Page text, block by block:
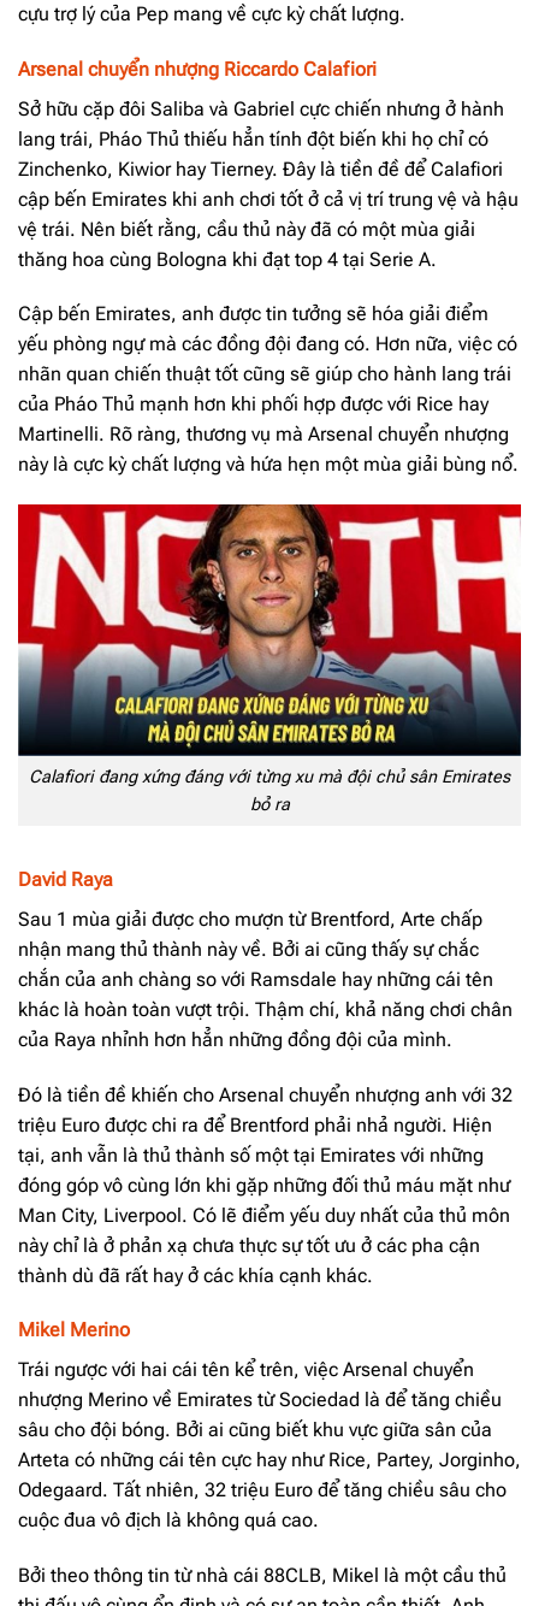
cựu trợ lý của Pep mang về cực kỳ chất lượng.
Arsenal chuyển nhượng Riccardo Calafiori
Sở hữu cặp đôi Saliba và Gabriel cực chiến nhưng ở hành
lang trái, Pháo Thủ thiếu hẳn tính đột biến khi họ chỉ có
Zinchenko, Kiwior hay Tierney. Đây là tiền đề để Calafiori
cập bến Emirates khi anh chơi tốt ở cả vị trí trung vệ và hậu
vệ trái. Nên biết rằng, cầu thủ này đã có một mùa giải
thăng hoa cùng Bologna khi đạt top 4 tại Serie A.
Cập bến Emirates, anh được tin tưởng sẽ hóa giải điểm
yếu phòng ngự mà các đồng đội đang có. Hơn nữa, việc có
nhãn quan chiến thuật tốt cũng sẽ giúp cho hành lang trái
của Pháo Thủ mạnh hơn khi phối hợp được với Rice hay
Martinelli. Rõ ràng, thương vụ mà Arsenal chuyển nhượng
này là cực kỳ chất lượng và hứa hẹn một mùa giải bùng nổ.
Calafiori đang xứng đáng với từng xu mà đội chủ sân Emirates
bỏ ra
David Raya
Sau 1 mùa giải được cho mượn từ Brentford, Arte chấp
nhận mang thủ thành này về. Bởi ai cũng thấy sự chắc
chắn của anh chàng so với Ramsdale hay những cái tên
khác là hoàn toàn vượt trội. Thậm chí, khả năng chơi chân
của Raya nhỉnh hơn hẳn những đồng đội của mình.
Đó là tiền đề khiến cho Arsenal chuyển nhượng anh với 32
triệu Euro được chi ra để Brentford phải nhả người. Hiện
tại, anh vẫn là thủ thành số một tại Emirates với những
đóng góp vô cùng lớn khi gặp những đối thủ máu mặt như
Man City, Liverpool. Có lẽ điểm yếu duy nhất của thủ môn
này chỉ là ở phản xạ chưa thực sự tốt ưu ở các pha cận
thành dù đã rất hay ở các khía cạnh khác.
Mikel Merino
Trái ngược với hai cái tên kể trên, việc Arsenal chuyển
nhượng Merino về Emirates từ Sociedad là để tăng chiều
sâu cho đội bóng. Bởi ai cũng biết khu vực giữa sân của
Arteta có những cái tên cực hay như Rice, Partey, Jorginho,
Odegaard. Tất nhiên, 32 triệu Euro để tăng chiều sâu cho
cuộc đua vô địch là không quá cao.
Bởi theo thông tin từ nhà cái 88CLB, Mikel là một cầu thủ